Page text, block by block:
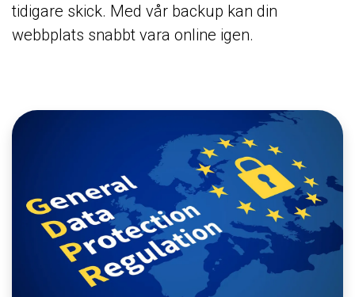
tidigare skick. Med vår backup kan din
webbplats snabbt vara online igen.